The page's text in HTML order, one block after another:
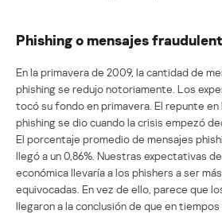
Phishing o mensajes
En la primavera de 2009, la cantidad de
phishing se redujo notoriamente. Los
tocó su fondo en primavera. El repunte en
phishing se dio cuando la crisis empezó
El porcentaje promedio de mensajes
llegó a un 0,86%. Nuestras expectativas
económica llevaría a los phishers a ser
equivocadas. En vez de ello, parece que
llegaron a la conclusión de que en